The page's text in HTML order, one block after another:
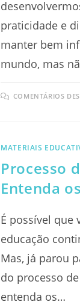
praticidade e
manter bem
mundo, mas
COMENTÁRIOS
MATERIAIS
Processo
Entenda
É possível que
educação
Mas, já parou
do processo
entenda os…